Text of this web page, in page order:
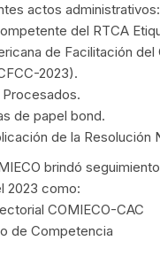
actos administrativos:
del RTCA
de Facilitación
2023).
de papel bond.
de la Resolución
brindó
2023 como:
COMIECO-CAC
de Competencia